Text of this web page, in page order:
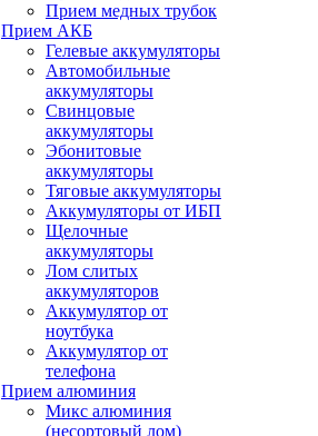
Прием медных трубок
Прием АКБ
Гелевые аккумуляторы
Автомобильные
аккумуляторы
Свинцовые
аккумуляторы
Эбонитовые
аккумуляторы
Тяговые аккумуляторы
Аккумуляторы от ИБП
Щелочные
аккумуляторы
Лом слитых
аккумуляторов
Аккумулятор от
ноутбука
Аккумулятор от
телефона
Прием алюминия
Микс алюминия
(несортовый лом)